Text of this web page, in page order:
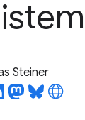
Steiner